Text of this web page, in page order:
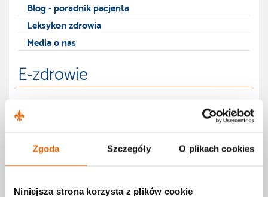
Zgoda Szczegóły O plikach cookies
Niniejsza strona korzysta z plików cookie
Blog - poradnik pacjenta
Leksykon zdrowia
Media o nas
E-zdrowie
E-porada
Karta podarunkowa